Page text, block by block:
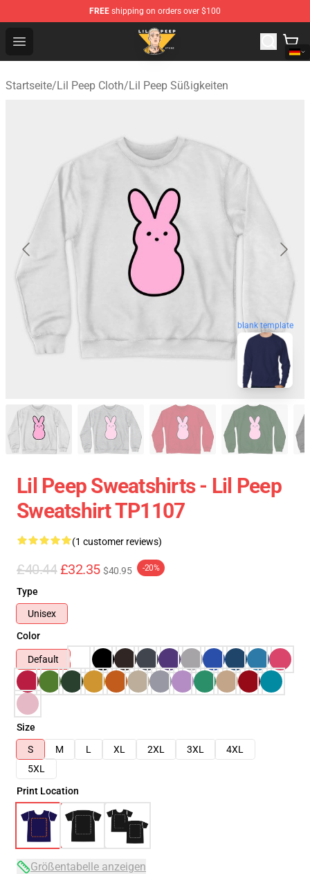
FREE shipping on orders over $100
Open menu
Lil Peep Store - Official Lil Peep Merchandise Shop
Startseite/Lil Peep Cloth/Lil Peep Süßigkeiten
blank template
Lil Peep Sweatshirts - Lil Peep
Sweatshirt TP1107
(1 customer reviews)
£40.44 £32.35 $40.95 -20%
Type
Unisex
Color
Default
Size
S
M L XL 2XL 3XL
4XL
5XL
Print Location
Größentabelle anzeigen